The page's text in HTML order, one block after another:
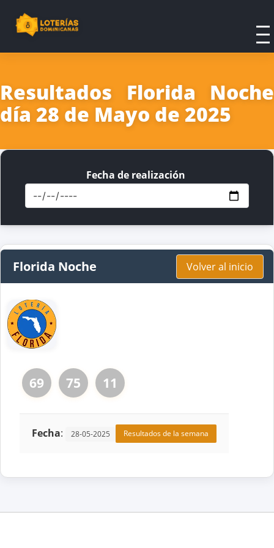
Resultados Florida Noche
día 28 de Mayo de 2025
Fecha de realización
Florida Noche Volver al inicio
69 75 11
Fecha: 28-05-2025 Resultados de la semana